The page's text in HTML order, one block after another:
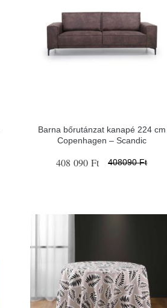
Barna bőrutánzat kanapé 224 cm
Copenhagen – Scandic
408 090 Ft 408090 Ft